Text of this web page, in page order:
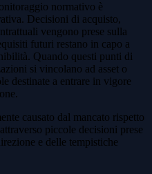
normativo è
Decisioni di acquisto,
vengono prese sulla
futuri restano in capo a
Quando questi punti di
si vincolano ad asset o
destinate a entrare in vigore
causato dal mancato rispetto
piccole decisioni prese
e delle tempistiche